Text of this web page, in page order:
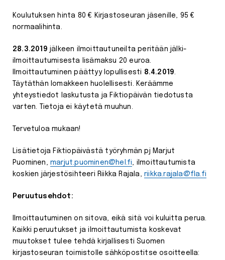
Koulutuksen hinta 80 € Kirjastoseuran jäsenille, 95 €
normaalihinta.
28.3.2019 jälkeen ilmoittautuneilta peritään jälki-
ilmoittautumisesta lisämaksu 20 euroa.
Ilmoittautuminen päättyy lopullisesti 8.4.2019
Täytäthän lomakkeen huolellisesti. Keräämme
yhteystiedot laskutusta ja Fiktiopäivän tiedotusta
varten. Tietoja ei käytetä muuhun.
Tervetuloa mukaan!
Lisätietoja Fiktiopäivästä työryhmän pj Marjut
Puominen, marjut.puominen@hel.fi
, ilmoittautumista
koskien järjestösihteeri Riikka Rajala, riikka.rajala@fla.fi
Peruutusehdot:
Ilmoittautuminen on sitova, eikä sitä voi kuluitta perua.
Kaikki peruutukset ja ilmoittautumista koskevat
muutokset tulee tehdä kirjallisesti Suomen
kirjastoseuran toimistolle sähköpostitse osoitteella: